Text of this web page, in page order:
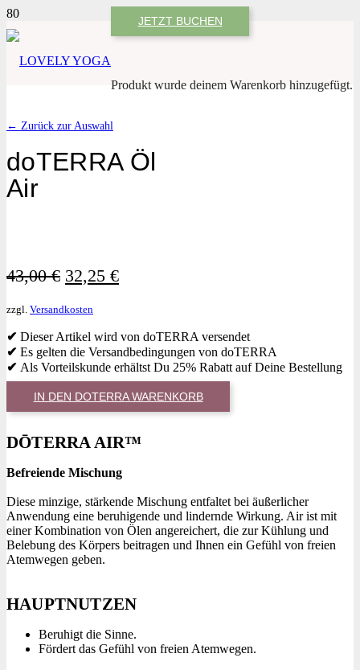
JETZT BUCHEN
Produkt wurde deinem Warenkorb hinzugefügt.
← Zurück zur Auswahl
doTERRA Öl
Air
43,00€ Ursprünglicher
war:
43,00 €
32,25 €Aktueller
32,25 €.
zzgl. Versandkosten
✔ Dieser Artikel wird von doTERRA versendet
✔ Es gelten die Versandbedingungen von doTERRA
✔ Als Vorteilskunde erhältst Du 25% Rabatt auf Deine Bestellung
IN DEN DOTERRA WARENKORB
DŌTERRA AIR™
Befreiende Mischung
Diese minzige, stärkende Mischung entfaltet bei äußerlicher
Anwendung eine beruhigende und lindernde Wirkung. Air ist mit
einer Kombination von Ölen angereichert, die zur Kühlung und
Belebung des Körpers beitragen und Ihnen ein Gefühl von freien
Atemwegen geben.
HAUPTNUTZEN
Beruhigt die Sinne.
Fördert das Gefühl von freien Atemwegen.